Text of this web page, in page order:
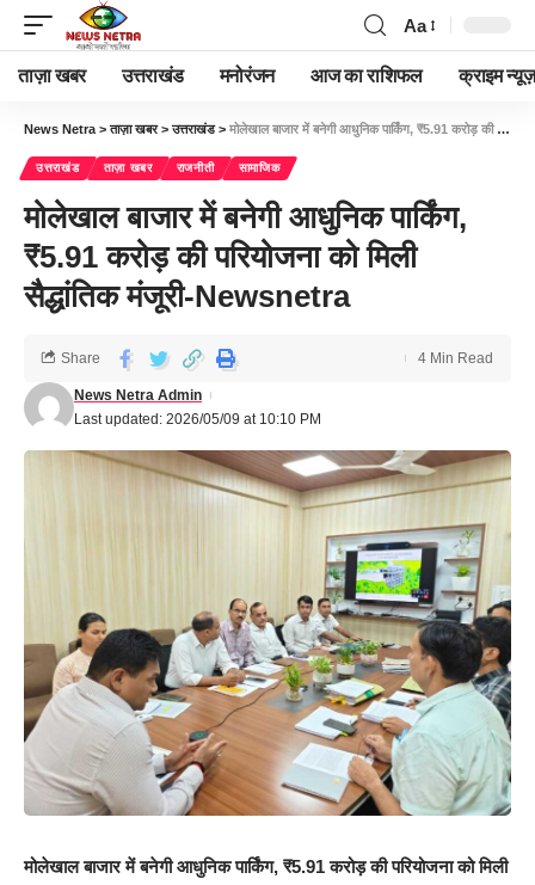
Aa
ताज़ा खबर उत्तराखंड मनोरंजन आज का राशिफल क्राइम न्यूज़
News Netra >ताज़ा खबर>उत्तराखंड> मोलेखाल बाजार में बनेगी आधुनिक पार्किंग, ₹5.91 करोड़ की परियोजना को मिली सैद्धांतिक मंजूरी-Newsnetra
उत्तराखंड ताज़ा खबर राजनीती सामाजिक
मोलेखाल बाजार में बनेगी आधुनिक पार्किंग,
₹5.91 करोड़ की परियोजना को मिली
सैद्धांतिक मंजूरी-Newsnetra
Last updated: 2026/05/09 at 10:10 PM
News Netra Admin
Share 4 Min Read
मोलेखाल बाजार में बनेगी आधुनिक पार्किंग, ₹5.91 करोड़ की परियोजना को मिली